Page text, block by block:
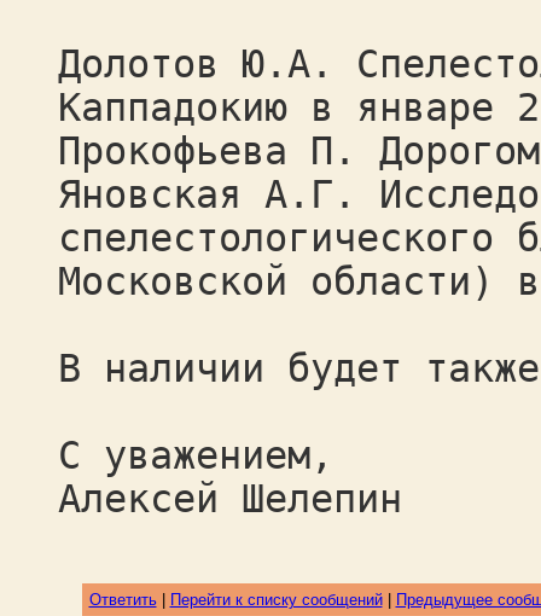
Долотов Ю.А.
Каппадокию в январе
Прокофьева П.
Яновская А.Г.
спелестологического
Московской
В наличии будет
С уважением,
Алексей Шелепин
Ответить| Перейти к списку сообщений| Предыдущее